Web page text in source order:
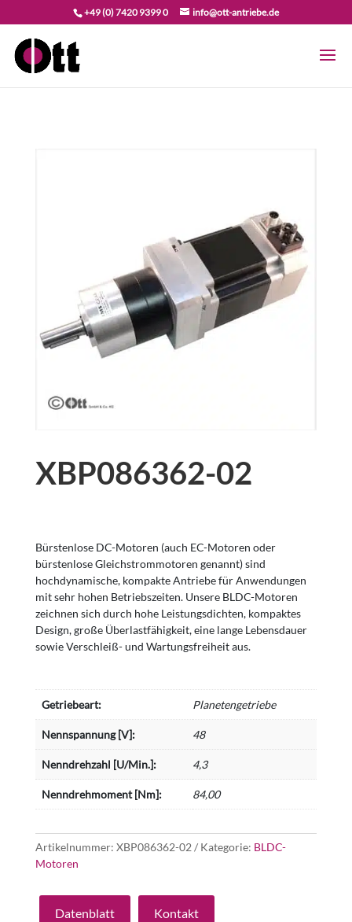
+49 (0) 7420 9399 0 info@ott-antriebe.de
XBP086362-02
Bürstenlose DC-Motoren (auch EC-Motoren oder
bürstenlose Gleichstrommotoren genannt) sind
hochdynamische, kompakte Antriebe für Anwendungen
mit sehr hohen Betriebszeiten. Unsere BLDC-Motoren
zeichnen sich durch hohe Leistungsdichten, kompaktes
Design, große Überlastfähigkeit, eine lange Lebensdauer
sowie Verschleiß- und Wartungsfreiheit aus.
Getriebeart: Planetengetriebe
Nennspannung [V]: 48
Nenndrehzahl [U/Min.]: 4,3
Nenndrehmoment [Nm]: 84,00
Artikelnummer: XBP086362-02 Kategorie: BLDC-
Motoren
Datenblatt Kontakt